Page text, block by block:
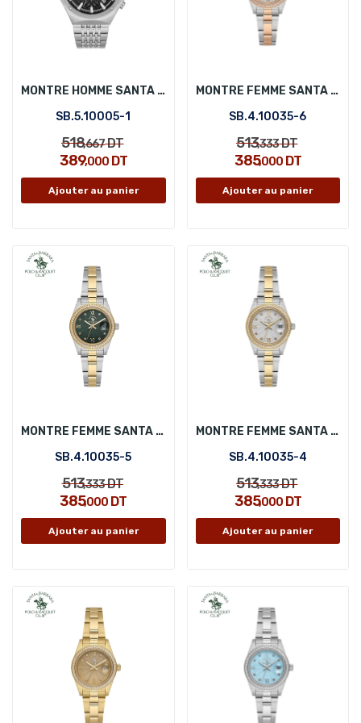
MONTRE HOMME SANTA BARBARA POLO SB.5.10005-1
SB.5.10005-1
518,667DT
389,000DT
Ajouter au panier
MONTRE FEMME SANTA BARBARA POLO SB.4.10035-6
SB.4.10035-6
513,333DT
385,000DT
Ajouter au panier
MONTRE FEMME SANTA BARBARA POLO SB.4.10035-5
SB.4.10035-5
513,333DT
385,000 DT
Ajouter au panier
MONTRE FEMME SANTA BARBARA POLO SB.4.10035-4
SB.4.10035-4
513,333DT
385,000DT
Ajouter au panier